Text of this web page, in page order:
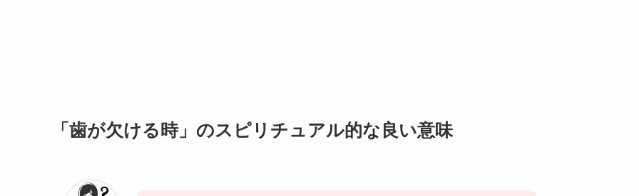
「歯が欠ける時」のスピリチュアル的な良い意味